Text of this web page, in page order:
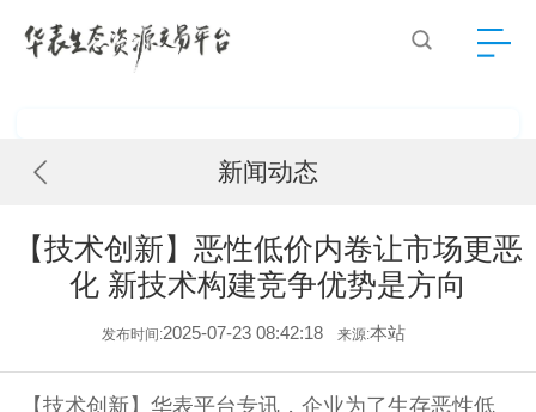
新闻动态
【技术创新】恶性低价内卷让市场更恶
化 新技术构建竞争优势是方向
发布时间:2025-07-23 08:42:18 来源:本站
【技术创新】华表平台专讯，企业为了生存恶性低